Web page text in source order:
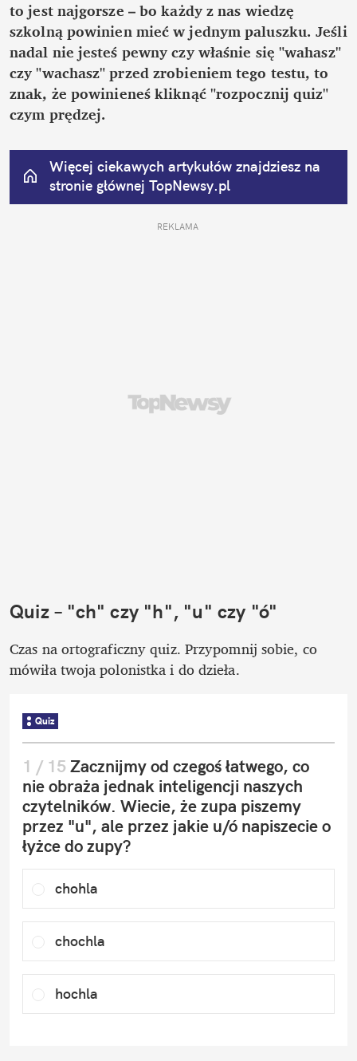
to jest najgorsze – bo każdy z nas wiedzę
szkolną powinien mieć w jednym paluszku. Jeśli
nadal nie jesteś pewny czy właśnie się "wahasz"
czy "wachasz" przed zrobieniem tego testu, to
znak, że powinieneś kliknąć "rozpocznij quiz"
czym prędzej.
Więcej ciekawych artykułów znajdziesz na
stronie głównej TopNewsy.pl
REKLAMA
Quiz – "ch" czy "h", "u" czy "ó"
Czas na ortograficzny quiz. Przypomnij sobie, co
mówiła twoja polonistka i do dzieła.
Quiz
1 / 15 Zacznijmy od czegoś łatwego, co
nie obraża jednak inteligencji naszych
czytelników. Wiecie, że zupa piszemy
przez "u", ale przez jakie u/ó napiszecie o
łyżce do zupy?
chohla
chochla
hochla